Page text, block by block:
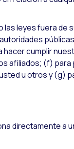
leyes fuera de
hacer cumplir
afiliados; (f)
u otros y (g)
directamente a